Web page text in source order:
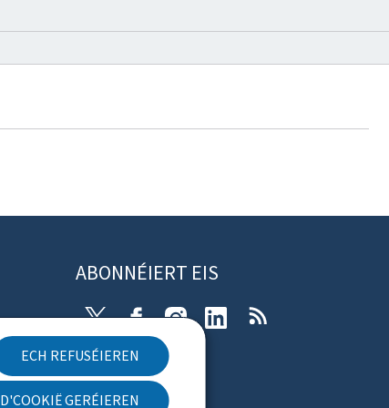
ECH REFUSÉIEREN
D'COOKIË GERÉIEREN
ABONNÉIERT EIS
X FacebookInstagramLinkedin
Newsletter